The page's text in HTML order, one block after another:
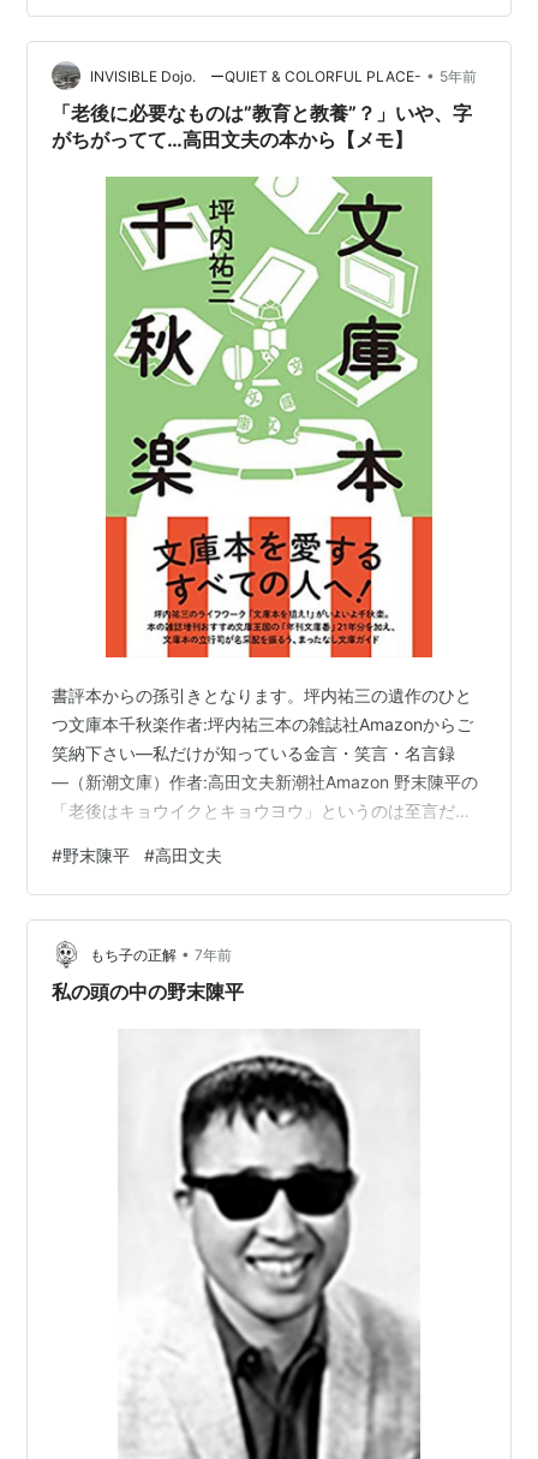
Martin アコースティックギター …
INVISIBLE Dojo. ーQUIET & COLORFUL PLACE- • 5年前
「老後に必要なものは”教育と教養”？」いや、字
がちがってて…高田文夫の本から【メモ】
書評本からの孫引きとなります。坪内祐三の遺作のひと
つ文庫本千秋楽作者:坪内祐三本の雑誌社Amazonからご
笑納下さい―私だけが知っている金言・笑言・名言録
―（新潮文庫）作者:高田文夫新潮社Amazon 野末陳平の
「老後はキョウイクとキョウヨウ」というのは至言だ。
養」ではない。「今日行く」ところと「今日の用事」と
いう意味だ。 たしかにこの二つがしっかりあればボケる
ことはないだろう。 これは、世の中の皆さんを見ている
と実際に感じるところである（もっとも因果関係が逆
で、ボケてないから行く場所も用事もある、のかもしれ
#野末陳平 #高田文夫
もち子の正解 • 7年前
私の頭の中の野末陳平